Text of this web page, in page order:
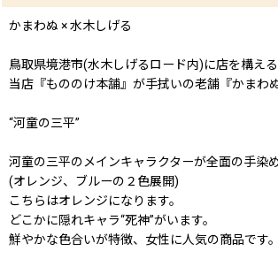
かまわぬ × 水木しげる
鳥取県境港市(水木しげるロード内)に店を構える
当店『もののけ本舗』が手拭いの老舗『かまわ
“河童の三平”
河童の三平のメインキャラクターが全面の手染
(オレンジ、ブルーの２色展開)
こちらはオレンジになります。
どこかに隠れキャラ“死神”がいます。
鮮やかな色合いが特徴、女性に人気の商品です。